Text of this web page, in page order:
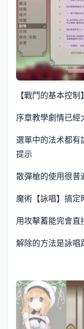
【戰鬥的基本控制】
序章教學劇情已經
選單中的法术都有
提示
散彈槍的使用很普
魔術【詠唱】搞定
用攻擊蓄能完會直
解除的方法是詠唱